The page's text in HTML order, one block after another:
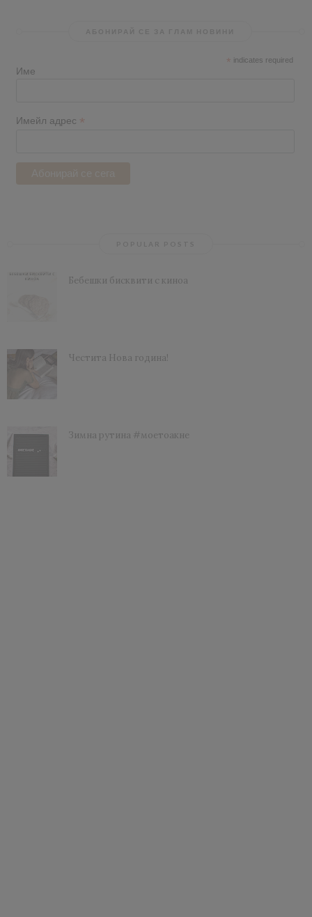
* indicates required
Име
Имейл адрес *
Бебешки бисквити с киноа
Честита Нова година!
Зимна рутина #моетоакне